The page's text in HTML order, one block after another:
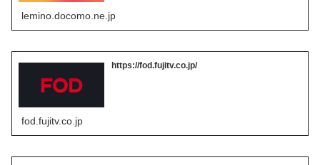
lemino.docomo.ne.jp
https://fod.fujitv.co.jp/
fod.fujitv.co.jp